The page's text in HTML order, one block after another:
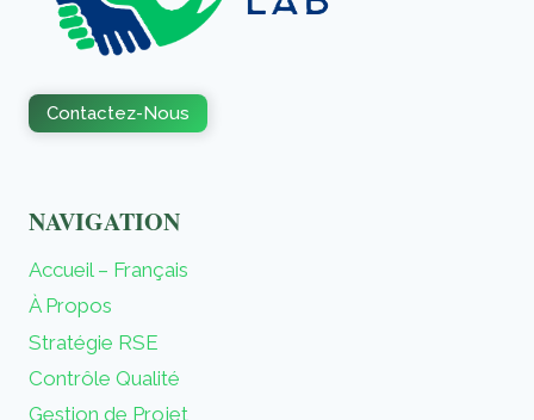
Contactez-Nous
NAVIGATION
Accueil – Français
À Propos
Stratégie RSE
Contrôle Qualité
Gestion de Projet